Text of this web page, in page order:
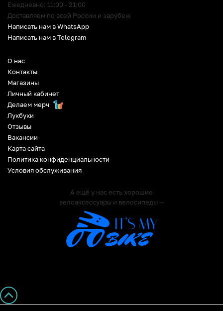
О нас
Контакты
Магазины
Личный кабинет
Делаем мерч
Лукбуки
Отзывы
Вакансии
Карта сайта
Политика конфиденциальности
Условия обслуживания
А ещё у нас есть хорошие
велоаксессуары и велосипеды —
Ежедневно: 11:00 - 21:00
Доставляем по всей России и зарубеж
Написать нам в WhatsApp
Написать нам в Telegram